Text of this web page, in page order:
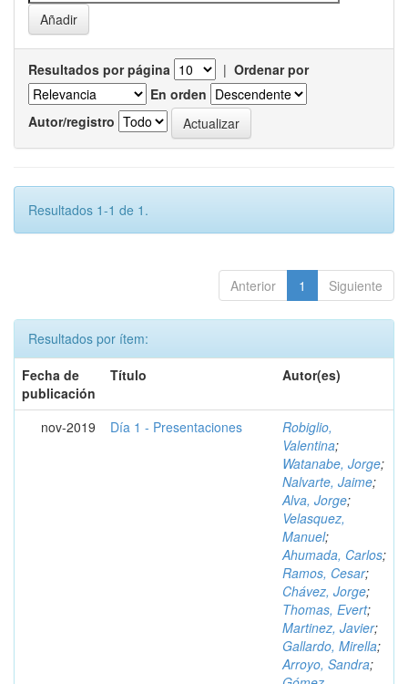
Resultados por página | Ordenar por
En orden
Autor/registro
Resultados 1-1 de 1.
Anterior 1 Siguiente
Resultados por ítem:
Fecha de
publicación
Título Autor(es)
nov-2019 Día 1 - Presentaciones
Robiglio,
Valentina;
Watanabe, Jorge;
Nalvarte, Jaime;
Alva, Jorge;
Velasquez,
Manuel;
Ahumada, Carlos;
Ramos, Cesar;
Chávez, Jorge;
Thomas, Evert;
Martinez, Javier;
Gallardo, Mirella;
Arroyo, Sandra;